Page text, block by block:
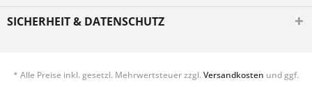
SICHERHEIT & DATENSCHUTZ
* Alle Preise inkl. gesetzl. Mehrwertsteuer zzgl.Versandkosten und ggf.